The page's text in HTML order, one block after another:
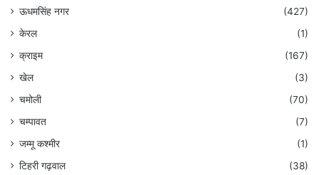
ऊधमसिंह नगर
(427)
केरल
(1)
क्राइम
(167)
खेल
(3)
चमोली
(70)
चम्पावत
(7)
जम्मू कश्मीर
(1)
टिहरी गढ़वाल
(38)